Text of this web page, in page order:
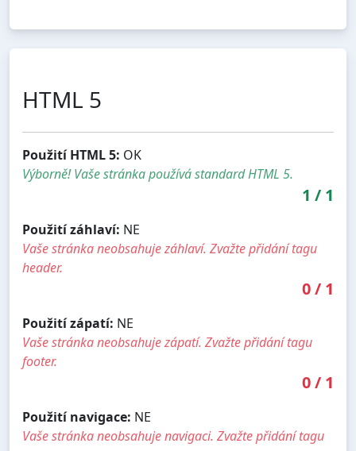
HTML 5
Použití HTML 5: OK
Výborně! Vaše stránka používá standard HTML 5.
1 / 1
Použití záhlaví: NE
Vaše stránka neobsahuje záhlaví. Zvažte přidání tagu
header.
0/ 1
Použití zápatí: NE
Vaše stránka neobsahuje zápatí. Zvažte přidání tagu
footer.
0/ 1
Použití navigace: NE
Vaše stránka neobsahuje navigaci. Zvažte přidání tagu